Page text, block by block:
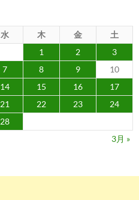
水 木 金
土
1
2
3
7 8 9
10
14 15 16
17
21 22 23
24
28
3月 »